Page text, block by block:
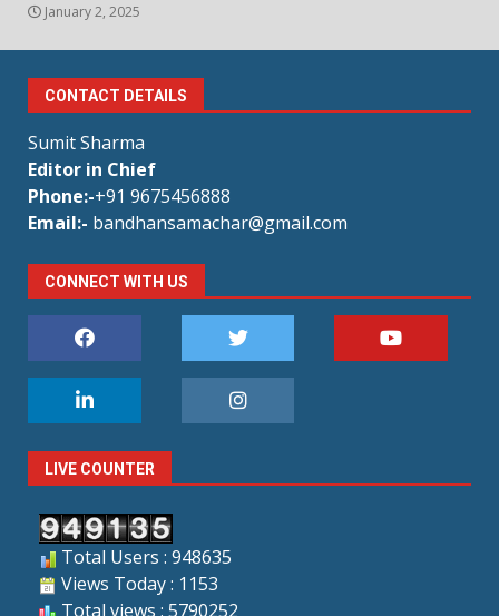
January 2, 2025
CONTACT DETAILS
Sumit Sharma
Editor in Chief
Phone:-+91 9675456888
Email:- bandhansamachar@gmail.com
CONNECT WITH US
LIVE COUNTER
Total Users : 948635
Views Today : 1153
Total views : 5790252